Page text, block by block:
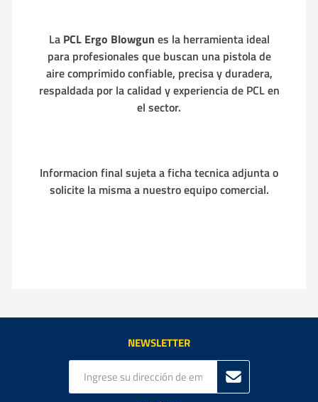
La PCL Ergo Blowgun es la herramienta ideal
para profesionales que buscan una pistola de
aire comprimido confiable, precisa y duradera,
respaldada por la calidad y experiencia de PCL en
el sector.
Informacion final sujeta a ficha tecnica adjunta o
solicite la misma a nuestro equipo comercial.
NEWSLETTER